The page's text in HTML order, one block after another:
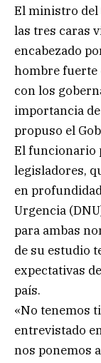
El ministro del
las tres caras
encabezado
hombre fuerte
con los
importancia
propuso el
El funcionario
legisladores,
en
Urgencia
para ambas
de su estudio
expectativas
país.
«No tenemos
entrevistado
nos ponemos